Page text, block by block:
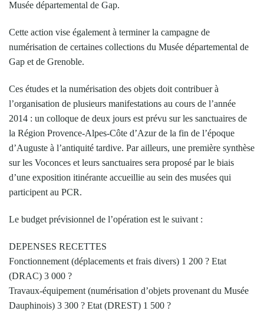
Musée départemental de Gap.
Cette action vise également à terminer la campagne de
numérisation de certaines collections du Musée départemental de
Gap et de Grenoble.
Ces études et la numérisation des objets doit contribuer à
l’organisation de plusieurs manifestations au cours de l’année
2014 : un colloque de deux jours est prévu sur les sanctuaires de
la Région Provence-Alpes-Côte d’Azur de la fin de l’époque
d’Auguste à l’antiquité tardive. Par ailleurs, une première synthèse
sur les Voconces et leurs sanctuaires sera proposé par le biais
d’une exposition itinérante accueillie au sein des musées qui
participent au PCR.
Le budget prévisionnel de l’opération est le suivant :
DEPENSES RECETTES
Fonctionnement (déplacements et frais divers) 1 200 ? Etat
(DRAC) 3 000 ?
Travaux-équipement (numérisation d’objets provenant du Musée
Dauphinois) 3 300 ? Etat (DREST) 1 500 ?